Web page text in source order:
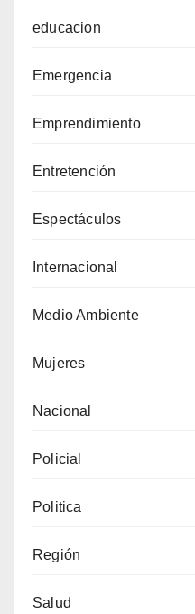
educacion
Emergencia
Emprendimiento
Entretención
Espectáculos
Internacional
Medio Ambiente
Mujeres
Nacional
Policial
Politica
Región
Salud